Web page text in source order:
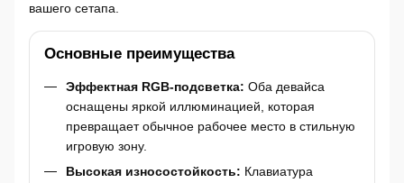
вашего сетапа.
Основные преимущества
Эффектная RGB-подсветка: Оба девайса
оснащены яркой иллюминацией, которая
превращает обычное рабочее место в стильную
игровую зону.
Высокая износостойкость: Клавиатура